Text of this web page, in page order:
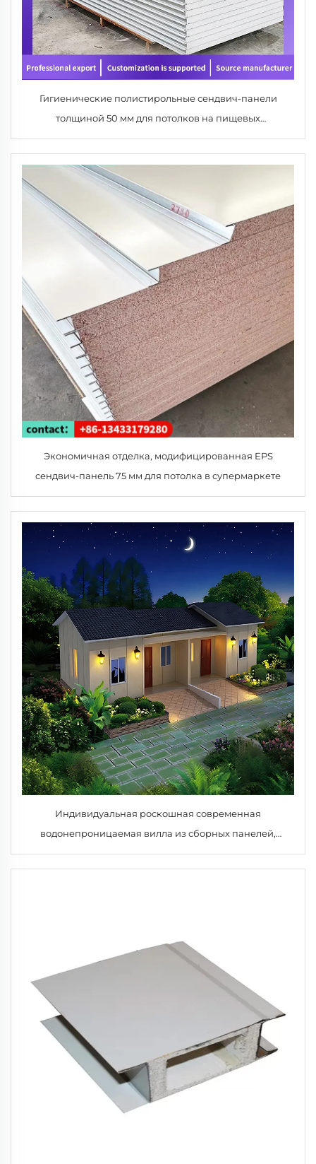
Гигиенические полистирольные сендвич-панели
толщиной 50 мм для потолков на пищевых
производствах
Экономичная отделка, модифицированная EPS
сендвич-панель 75 мм для потолка в супермаркете
Индивидуальная роскошная современная
водонепроницаемая вилла из сборных панелей,
утеплённый домокомплект